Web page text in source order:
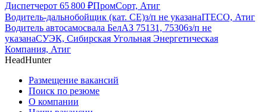
Диспетчерот 65 800 ₽ПромCорт, Атиг
Водитель-дальнобойщик (кат. CE)з/п не указанаITECO, Атиг
Водитель автосамосвала БелАЗ 75131, 75306з/п не
указанаСУЭК, Сибирская Угольная Энергетическая
Компания, Атиг
HeadHunter
Размещение вакансий
Поиск по резюме
О компании